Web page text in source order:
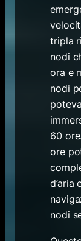
tripla
nodi
ora e
nodi
60
ore
d’aria
nodi